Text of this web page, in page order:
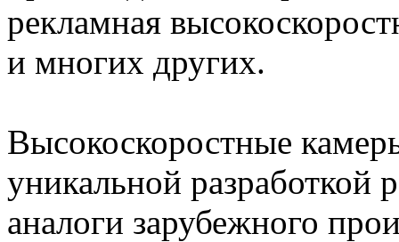
рекламная
и многих других.
Высокоскоростные
уникальной разработкой
аналоги зарубежного